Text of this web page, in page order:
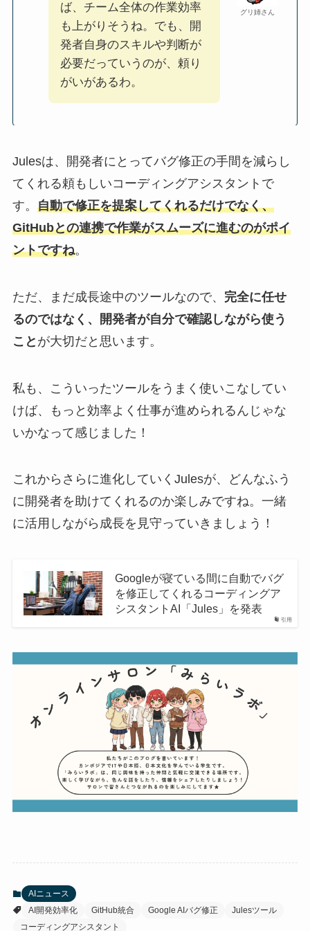
グリ姉さん
ば、チーム全体の作業効率
も上がりそうね。でも、開
発者自身のスキルや判断が
必要だっていうのが、頼り
がいがあるわ。
Julesは、開発者にとってバグ修正の手間を減らし
てくれる頼もしいコーディングアシスタントで
す。 自動で修正を提案してくれるだけでなく、
GitHubとの連携で作業がスムーズに進むのがポイ
ントですね。
ただ、まだ成長途中のツールなので、 完全に任せ
るのではなく、開発者が自分で確認しながら使う
こと が大切だと思います。
私も、こういったツールをうまく使いこなしてい
けば、もっと効率よく仕事が進められるんじゃな
いかなって感じました！
これからさらに進化していくJulesが、どんなふう
に開発者を助けてくれるのか楽しみですね。一緒
に活用しながら成長を見守っていきましょう！
引用
Googleが寝ている間に自動でバグ
を修正してくれるコーディングア
シスタントAI「Jules」を発表
AIニュース
AI開発効率化
GitHub統合 Google AIバグ修正
Julesツール
コーディングアシスタント